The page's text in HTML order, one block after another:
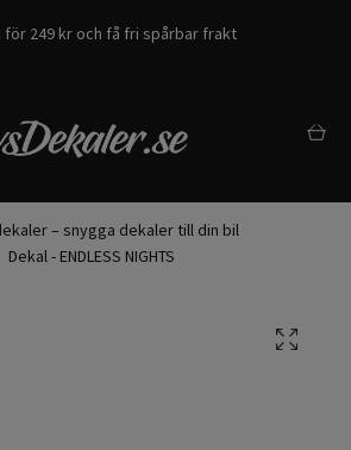
för 249 kr och få fri spårbar frakt
– snygga dekaler till din bil
Dekal - ENDLESS NIGHTS